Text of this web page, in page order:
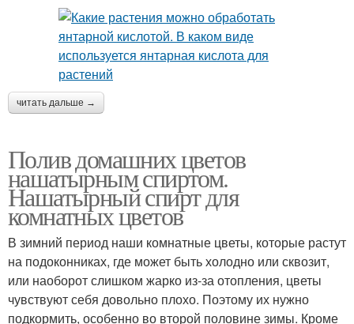
читать дальше →
Полив домашних цветов
нашатырным спиртом.
Нашатырный спирт для
комнатных цветов
В зимний период наши комнатные цветы, которые растут
на подоконниках, где может быть холодно или сквозит,
или наоборот слишком жарко из-за отопления, цветы
чувствуют себя довольно плохо. Поэтому их нужно
подкормить, особенно во второй половине зимы. Кроме